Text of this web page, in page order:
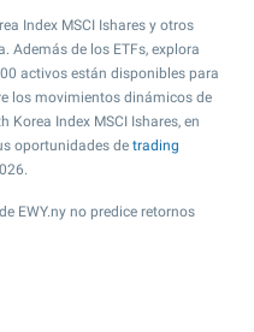
Index MSCI Ishares y otros
Además de los ETFs, explora
activos están disponibles para
los movimientos dinámicos de
Korea Index MSCI Ishares, en
oportunidades de trading
EWY.ny no predice retornos